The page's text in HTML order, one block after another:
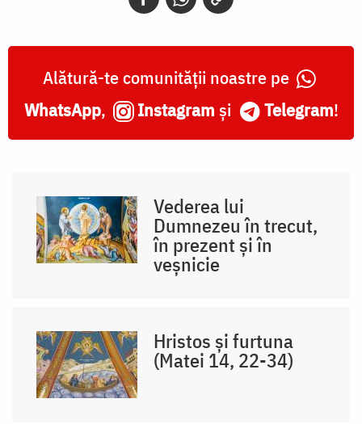
Alătură-te comunității noastre pe
WhatsApp, Instagram și Telegram!
Vederea lui
Dumnezeu în trecut,
în prezent și în
veșnicie
Hristos și furtuna
(Matei 14, 22-34)